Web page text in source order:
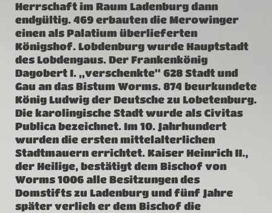
Herrschaft im Raum Ladenburg dann
endgültig. 469 erbauten die Merowinger
einen als Palatium überlieferten
Königshof. Lobdenburg wurde Hauptstadt
des Lobdengaus. Der Frankenkönig
Dagobert I. „verschenkte“ 628 Stadt und
Gau an das Bistum Worms. 874 beurkundete
König Ludwig der Deutsche zu Lobetenburg.
Die karolingische Stadt wurde als Civitas
Publica bezeichnet. Im 10. Jahrhundert
wurden die ersten mittelalterlichen
Stadtmauern errichtet. Kaiser Heinrich II.,
der Heilige, bestätigt dem Bischof von
Worms 1006 alle Besitzungen des
Domstifts zu Ladenburg und fünf Jahre
später verlieh er dem Bischof die